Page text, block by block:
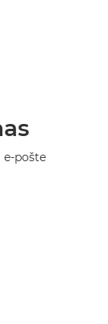
e-pošte